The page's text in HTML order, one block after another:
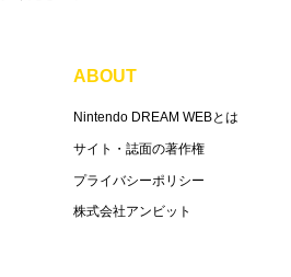
ABOUT
Nintendo DREAM WEBとは
サイト・誌面の著作権
プライバシーポリシー
株式会社アンビット